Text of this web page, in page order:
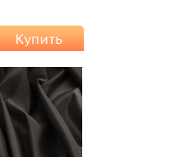
Купить